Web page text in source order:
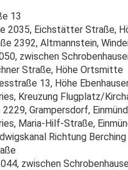
13
2035, Eichstätter Straße,
2392, Altmannstein,
zwischen
Straße, Höhe Ortsmitte
13, Höhe
Kreuzung Flugplatz/
Grampersdorf,
Maria-Hilf-Straße,
Richtung Berching
zwischen